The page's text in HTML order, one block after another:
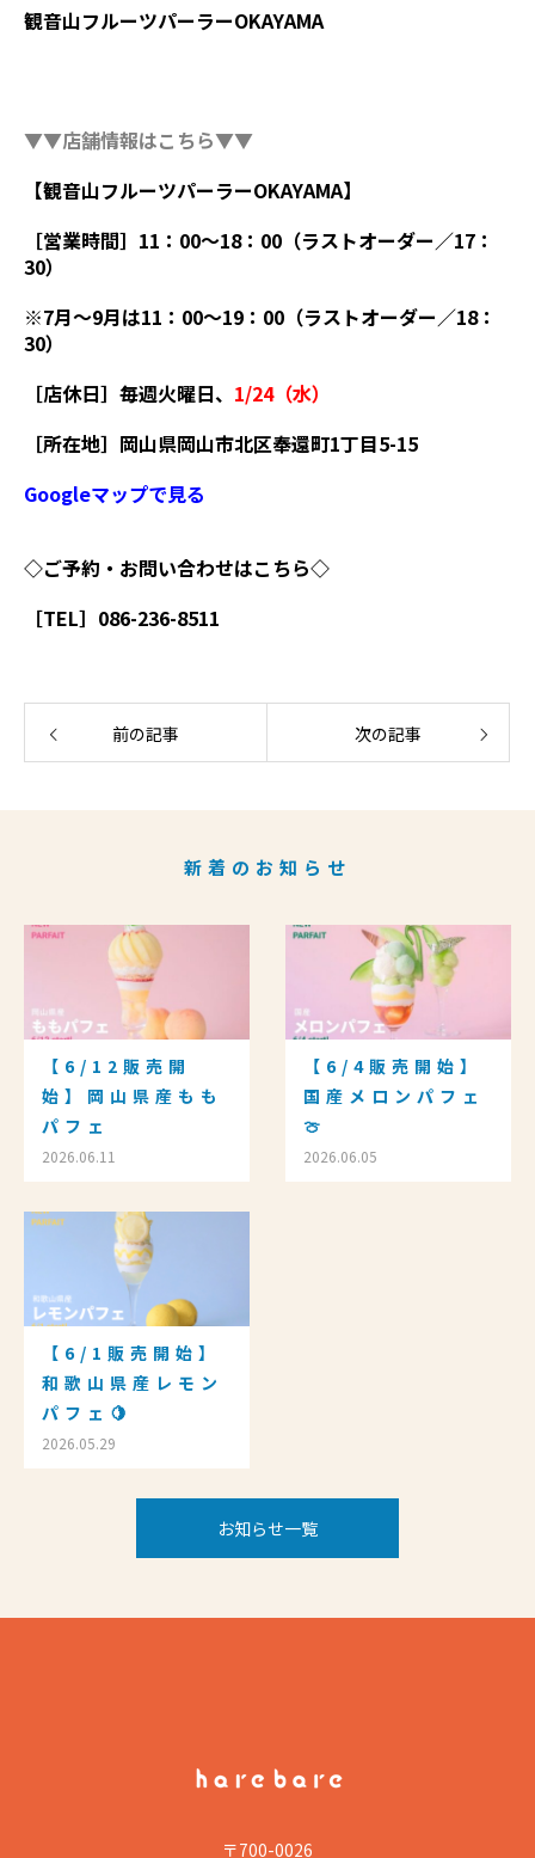
観音山フルーツパーラーOKAYAMA
▼▼店舗情報はこちら▼▼
【観音山フルーツパーラーOKAYAMA】
［営業時間］11：00～18：00（ラストオーダー／17：
30）
※7月～9月は11：00～19：00（ラストオーダー／18：
30）
［店休日］毎週火曜日、 1/24（水）
［所在地］岡山県岡山市北区奉還町1丁目5-15
Googleマップで見る
◇ご予約・お問い合わせはこちら◇
［TEL］086-236-8511
前の記事 次の記事
新着のお知らせ
【6/12販売開
始】岡山県産もも
パフェ
2026.06.11
【6/4販売開始】
国産メロンパフェ
🍈
2026.06.05
【6/1販売開始】
和歌山県産レモン
パフェ🍋
2026.05.29
お知らせ一覧
〒700-0026